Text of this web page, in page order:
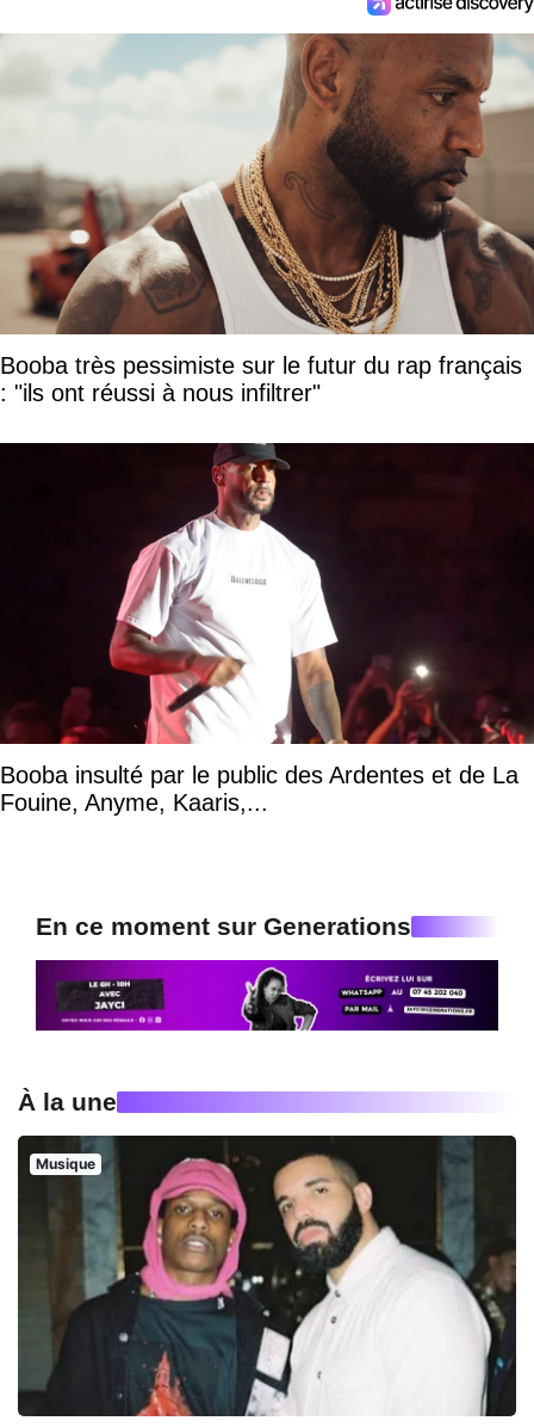
Booba très pessimiste sur le futur du rap français
: "ils ont réussi à nous infiltrer"
Booba insulté par le public des Ardentes et de La
Fouine, Anyme, Kaaris,...
En ce moment sur Generations
À la une
Musique